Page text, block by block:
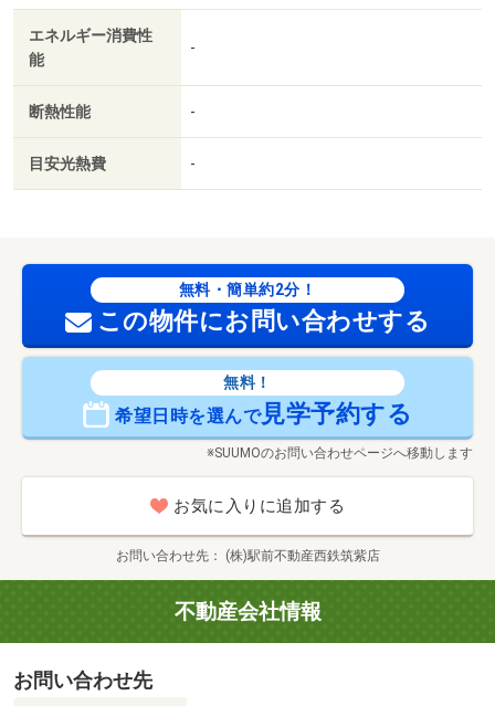
エネルギー消費性
能
-
断熱性能 -
目安光熱費 -
無料・簡単約2分！
この物件にお問い合わせする
無料！
希望日時を選んで見学予約する
※SUUMOのお問い合わせページへ移動します
お気に入りに追加する
お問い合わせ先 (株)駅前不動産西鉄筑紫店
不動産会社情報
お問い合わせ先